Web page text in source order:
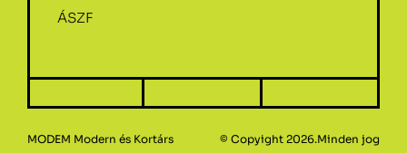
ÁSZF
MODEM Modern és Kortárs © Copyight 2026.Minden jog